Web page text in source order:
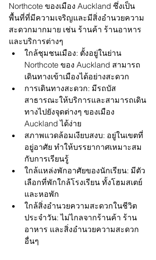
Northcote ของเมือง Auckland ซึ่งเป็น
พื้นที่ที่มีความเจริญและมีสิ่งอำนวยความ
สะดวกมากมาย เช่น ร้านค้า ร้านอาหาร
และบริการต่างๆ
ใกล้ชุมชนเมือง: ตั้งอยู่ในย่าน
Northcote ของ Auckland สามารถ
เดินทางเข้าเมืองได้อย่างสะดวก
การเดินทางสะดวก: มีรถบัส
สาธารณะให้บริการและสามารถเดิน
ทางไปยังจุดต่างๆ ของเมือง
Auckland ได้ง่าย
สภาพแวดล้อมเงียบสงบ: อยู่ในเขตที่
อยู่อาศัย ทำให้บรรยากาศเหมาะสม
กับการเรียนรู้
ใกล้แหล่งพักอาศัยของนักเรียน: มีตัว
เลือกที่พักใกล้โรงเรียน ทั้งโฮมสเตย์
และหอพัก
ใกล้สิ่งอำนวยความสะดวกในชีวิต
ประจำวัน: ไม่ไกลจากร้านค้า ร้าน
อาหาร และสิ่งอำนวยความสะดวก
อื่นๆ